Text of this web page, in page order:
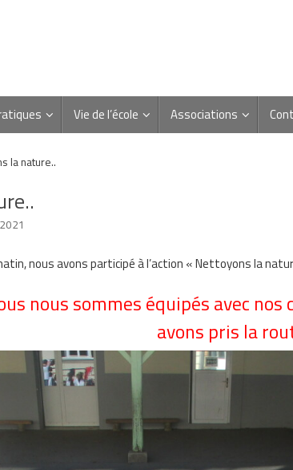
Vie de l’école Associations
la nature..
nous avons participé à l’action « Nettoyons la
nous sommes équipés avec
avons pris la